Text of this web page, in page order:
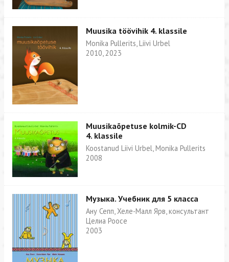
Muusika töövihik 4. klassile
Monika Pullerits, Liivi Urbel
2010, 2023
Muusikaõpetuse kolmik-CD
4. klassile
Koostanud Liivi Urbel, Monika Pullerits
2008
Музыка. Учебник для 5 класса
Ану Сепп, Хеле-Малл Ярв, консультант
Целиа Роосе
2003